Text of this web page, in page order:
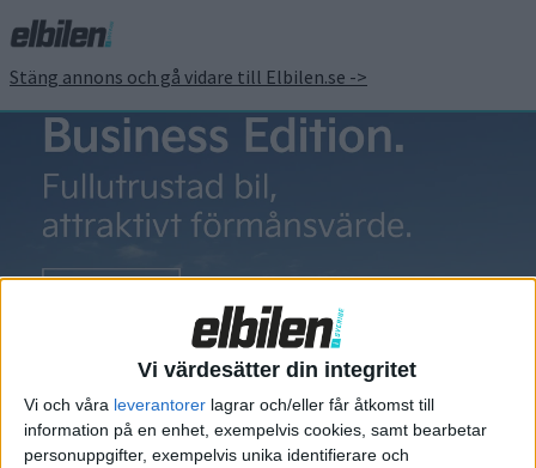
Vi värdesätter din integritet
Vi och våra leverantorer lagrar och/eller får åtkomst till
information på en enhet, exempelvis cookies, samt bearbetar
personuppgifter, exempelvis unika identifierare och
Stäng annons och gå vidare till Elbilen.se ->
Grufman
Fredrik Grufman:
Batterireparationer
är inte en seriös
väg framåt